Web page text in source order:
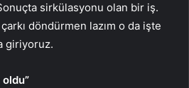
sirkülasyonu olan bir iş.
döndürmen lazım o da işte
giriyoruz.